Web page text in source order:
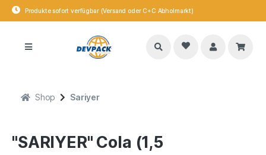
Produkte sofort verfügbar (Versand oder C+C Abholmarkt)
Shop Sariyer
"SARIYER" Cola (1,5